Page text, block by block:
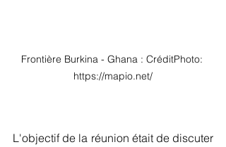
Frontière Burkina - Ghana : CréditPhoto:
https://mapio.net/
L'objectif de la réunion était de discuter